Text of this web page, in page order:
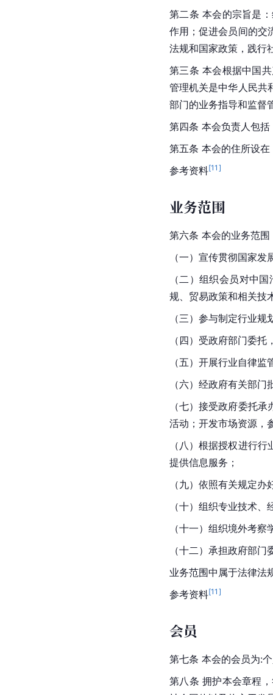
第二条 本会的宗旨是
作用；促进会员间的交
法规和国家政策，践行
第三条 本会根据中国
管理机关是中华人民共
部门的业务指导和监督
第四条 本会负责人包
第五条 本会的住所设在
参考资料[11 ]
业务范围
第六条 本会的业务范围
（一）宣传贯彻国家
（二）组织会员对中
规、贸易政策和相关技
（三）参与制定行业
（四）受政府部门委
（五）开展行业自律
（六）经政府有关部
（七）接受政府委托
活动；开发市场资源，
（八）根据授权进行
提供信息服务；
（九）依照有关规定
（十）组织专业技术
（十一）组织境外考
（十二）承担政府部
业务范围中属于法律法
参考资料[11 ]
会员
第七条 本会的会员为:
第八条 拥护本会章程